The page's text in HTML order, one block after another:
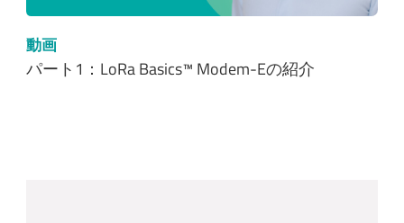
動画
パート1：LoRa Basics™ Modem-Eの紹介